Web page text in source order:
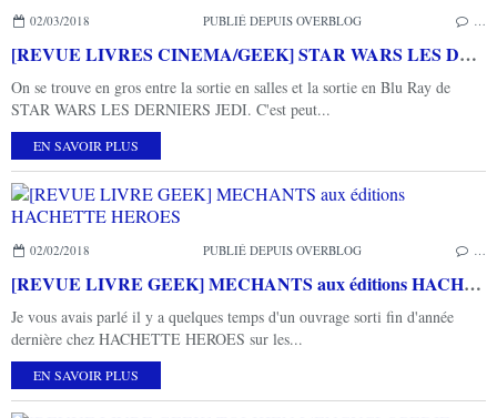
02/03/2018 PUBLIÉ DEPUIS OVERBLOG
[REVUE LIVRES CINEMA/GEEK] STAR WARS LES DERNIERS JEDI "LE GUIDE VISUEL" et "VAISSEAUX ET VEHICULES" aux éditions HACHETTE HEROES
On se trouve en gros entre la sortie en salles et la sortie en Blu Ray de
STAR WARS LES DERNIERS JEDI. C'est peut...
EN SAVOIR PLUS
02/02/2018 PUBLIÉ DEPUIS OVERBLOG
[REVUE LIVRE GEEK] MECHANTS aux éditions HACHETTE HEROES
Je vous avais parlé il y a quelques temps d'un ouvrage sorti fin d'année
dernière chez HACHETTE HEROES sur les...
EN SAVOIR PLUS